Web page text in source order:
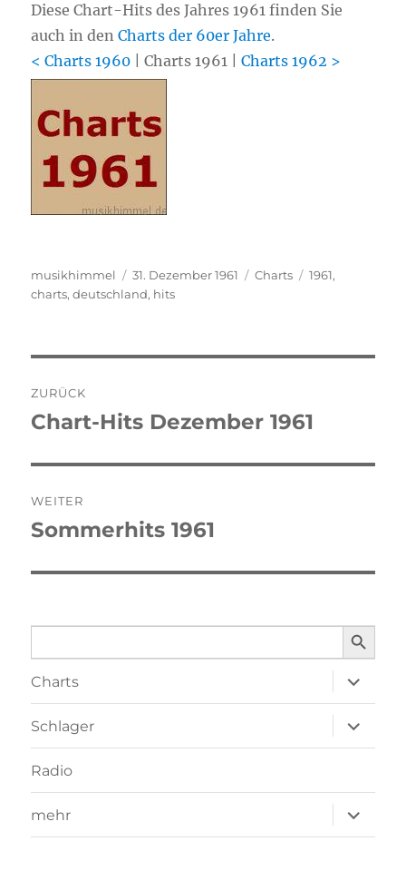
Diese Chart-Hits des Jahres 1961 finden Sie
auch in denCharts der 60er Jahre.
< Charts 1960 | Charts 1961 |Charts 1962 >
Autor
musikhimmel
Veröffentlicht
am
31. Dezember 1961 Kategorien
Charts Schlagwörter
1961,
charts,deutschland, hits
ZURÜCK
Vorheriger
Chart-Hits Dezember 1961
WEITER
Nächster
Sommerhits 1961
Search
SEARCH
Charts
öffnen
Schlager
öffnen
Radio
mehr
öffnen